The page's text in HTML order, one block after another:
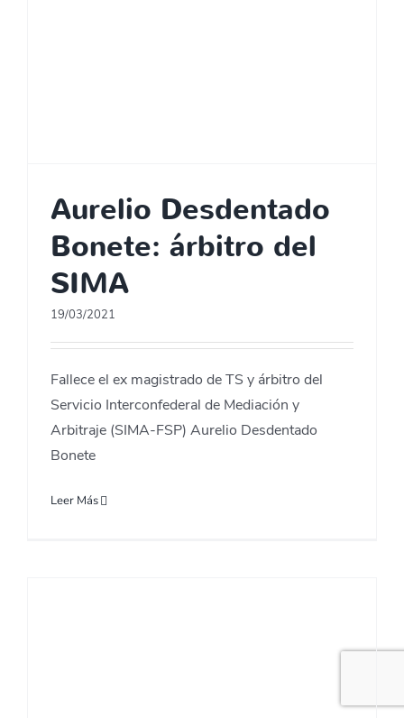
Aurelio Desdentado
Bonete: árbitro del
SIMA
19/03/2021
Fallece el ex magistrado de TS y árbitro del
Servicio Interconfederal de Mediación y
Arbitraje (SIMA-FSP) Aurelio Desdentado
Bonete
Leer Más